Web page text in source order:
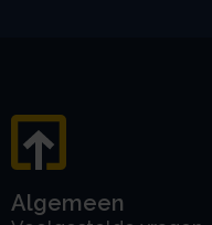
Algemeen